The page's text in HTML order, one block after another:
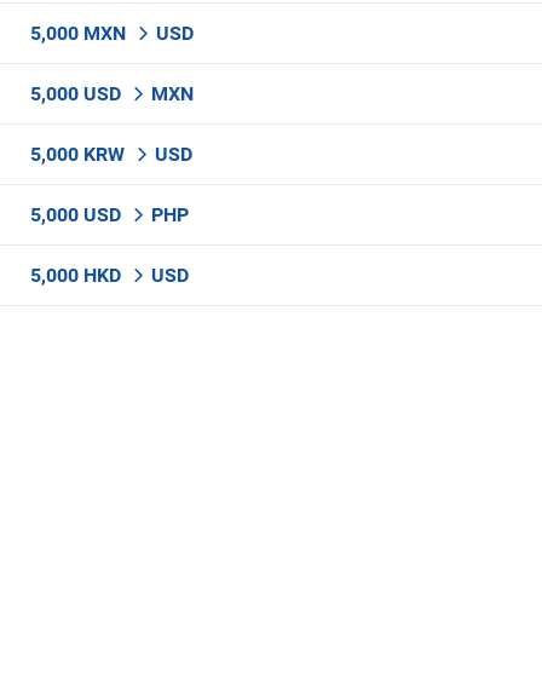
5,000 MXN USD
5,000 USD MXN
5,000 KRW USD
5,000 USD PHP
5,000 HKD USD